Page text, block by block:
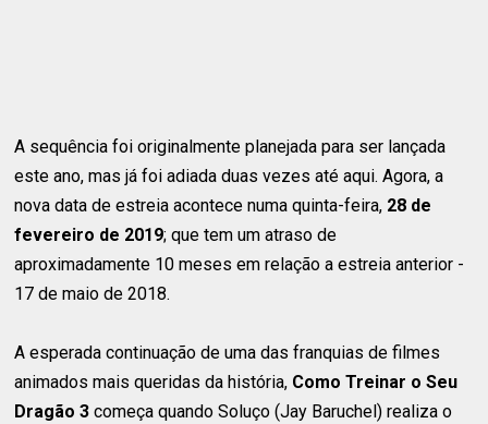
A sequência foi originalmente planejada para ser lançada
este ano, mas já foi adiada duas vezes até aqui. Agora, a
nova data de estreia acontece numa quinta-feira, 28 de
fevereiro de 2019; que tem um atraso de
aproximadamente 10 meses em relação a estreia anterior -
17 de maio de 2018.
A esperada continuação de uma das franquias de filmes
animados mais queridas da história, Como Treinar o Seu
Dragão 3 começa quando Soluço (Jay Baruchel) realiza o